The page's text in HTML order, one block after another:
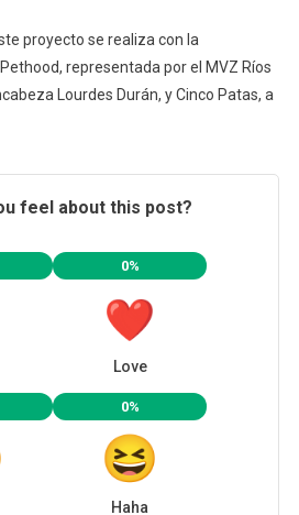
proyecto se realiza con la
representada por el MVZ Ríos
Lourdes Durán, y Cinco Patas, a
feel about this post?
0%
Love
0%
Haha